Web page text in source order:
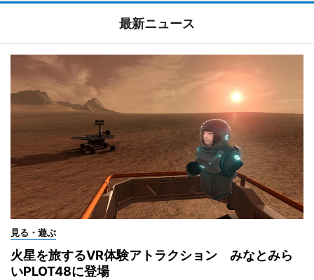
最新ニュース
見る・遊ぶ
火星を旅するVR体験アトラクション みなとみら
いPLOT48に登場